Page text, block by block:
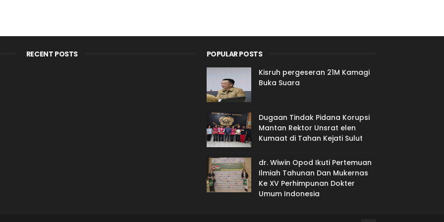
RECENT POSTS
POPULAR POSTS
Kisruh pergeseran 21M Kamagi
Buka Suara
Dugaan Tindak Pidana Korupsi
Mantan Rektor Unsrat elen
Kumaat di Tahan Kejati Sulut
dr. Wiwin Opod Ikuti Pertemuan
Ilmiah Tahunan Dan Mukernas
Ke XV Perhimpunan Dokter
Umum Indonesia